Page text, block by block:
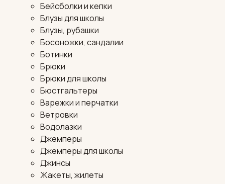
Бейсболки и кепки
Блузы для школы
Блузы, рубашки
Босоножки, сандалии
Ботинки
Брюки
Брюки для школы
Бюстгальтеры
Варежки и перчатки
Ветровки
Водолазки
Джемперы
Джемперы для школы
Джинсы
Жакеты, жилеты